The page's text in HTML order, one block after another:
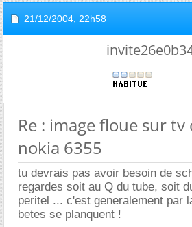
21/12/2004, 22h58
Re : image floue sur tv
nokia 6355
tu devrais pas avoir besoin de
regardes soit au Q du tube, soit
peritel ... c'est generalement par
betes se planquent !